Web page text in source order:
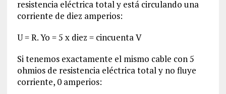
resistencia eléctrica total y está circulando una
corriente de diez amperios:
U = R. Yo = 5 x diez = cincuenta V
Si tenemos exactamente el mismo cable con 5
ohmios de resistencia eléctrica total y no fluye
corriente, 0 amperios: